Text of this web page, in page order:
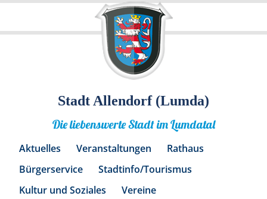
Stadt Allendorf (Lumda)
Die liebenswerte Stadt im Lumdatal
Aktuelles Veranstaltungen
Rathaus
Bürgerservice
Stadtinfo/Tourismus
Kultur und Soziales
Vereine